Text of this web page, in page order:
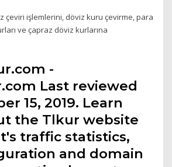
çeviri işlemlerini, döviz kuru çevirme, para
ve çapraz döviz kurlarına
-
Last reviewed
15, 2019. Learn
the Tlkur website
traffic statistics,
and domain